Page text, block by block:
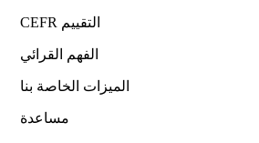
CEFR التقييم
الفهم القرائي
الميزات الخاصة بنا
مساعدة